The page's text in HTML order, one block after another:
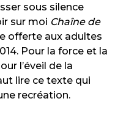
sous silence
sur moi Chaîne de
offerte aux adultes
Pour la force et la
l’éveil de la
lire ce texte qui
recréation.